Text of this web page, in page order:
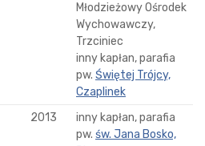
Młodzieżowy Ośrodek
Wychowawczy,
Trzciniec
inny kapłan, parafia
pw. Świętej Trójcy,
Czaplinek
2013
inny kapłan, parafia
pw. św. Jana Bosko,